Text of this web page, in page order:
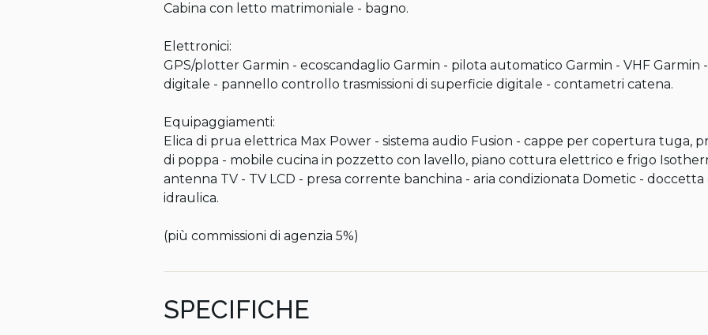
Cabina con letto matrimoniale - bagno.
Elettronici:
GPS/plotter Garmin - ecoscandaglio Garmin - pilota automatico Garmin - VHF
digitale - pannello controllo trasmissioni di superficie digitale - contametri catena.
Equipaggiamenti:
Elica di prua elettrica Max Power - sistema audio Fusion - cappe per copertura tuga,
di poppa - mobile cucina in pozzetto con lavello, piano cottura elettrico e frigo
antenna TV - TV LCD - presa corrente banchina - aria condizionata Dometic -
idraulica.
(più commissioni di agenzia 5%)
SPECIFICHE